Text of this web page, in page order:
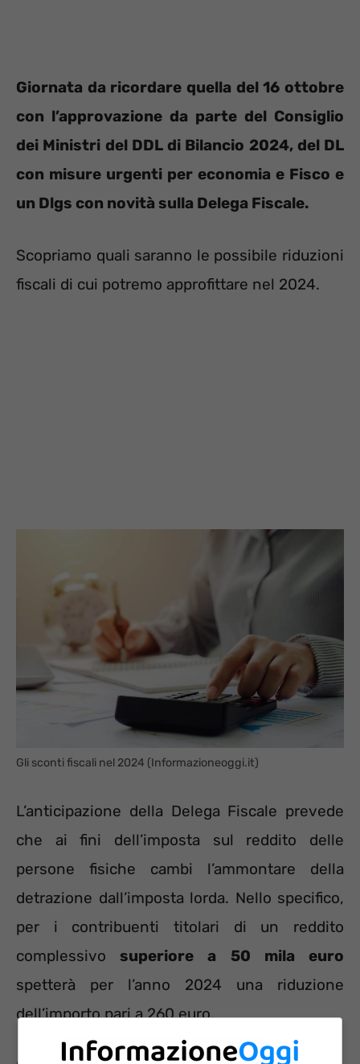
Giornata da ricordare quella del 16 ottobre
con l’approvazione da parte del Consiglio
dei Ministri del DDL di Bilancio 2024, del DL
con misure urgenti per economia e Fisco e
un Dlgs con novità sulla Delega Fiscale.
Scopriamo quali saranno le possibile riduzioni
fiscali di cui potremo approfittare nel 2024.
Gli sconti fiscali nel 2024 (Informazioneoggi.it)
L’anticipazione della Delega Fiscale prevede
che ai fini dell’imposta sul reddito delle
persone fisiche cambi l’ammontare della
detrazione dall’imposta lorda. Nello specifico,
per i contribuenti titolari di un reddito
complessivo superiore a 50 mila euro
spetterà per l’anno 2024 una riduzione
dell’importo pari a 260 euro.